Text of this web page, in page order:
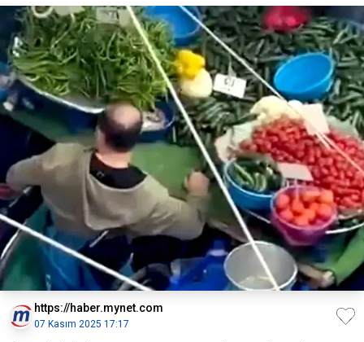
https://haber.mynet.com
07 Kasım 2025 17:17